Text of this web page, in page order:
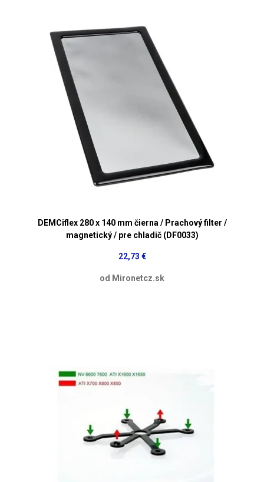
DEMCiflex 280 x 140 mm čierna / Prachový filter /
magnetický / pre chladič (DF0033)
22,73 €
od Mironetcz.sk